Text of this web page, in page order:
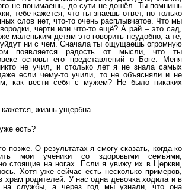
не понимаешь, до сути не дошёл. Ты помнишь
тебе кажется, что ты знаешь ответ, но только
слов нет, что-то очень расплывчатое. Что мы
черти или что-то ещё? А рай – это сад,
маленьким детям это говорить неудобно, а те,
уйдут ни с чем. Сначала ты ощущаешь огромную
появляется радость от мысли, что ты
основы его представлений о Боге. Меня
не учил, и столько лет я не знала самых
если чему-то учили, то не объясняли и не
как вести себя с мужем? Не было никаких
жизнь ущербна.
есть?
позже. О результатах я смогу сказать, когда ко
мои ученики со здоровыми семьями,
стоящие на ногах. Если я увижу их в Церкви,
Хотя уже сейчас есть несколько примеров,
храм родителей. У нас одна девочка ходила и в
на службы, а через год мы узнали, что она